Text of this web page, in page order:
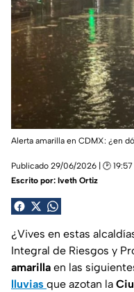
Alerta amarilla en CDMX: ¿en
Publicado 29/06/2026 | 🕑 19:57
Escrito por: Iveth Ortiz
¿Vives en estas
Integral de Riesgos y
amarilla en las
lluvias que azotan la